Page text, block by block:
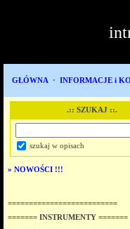
GŁÓWNA · INFORMACJE i
.:: SZUKAJ ::.
szukaj w opisach
» NOWOŚCI !!!
==========================
======= INSTRUMENTY =======